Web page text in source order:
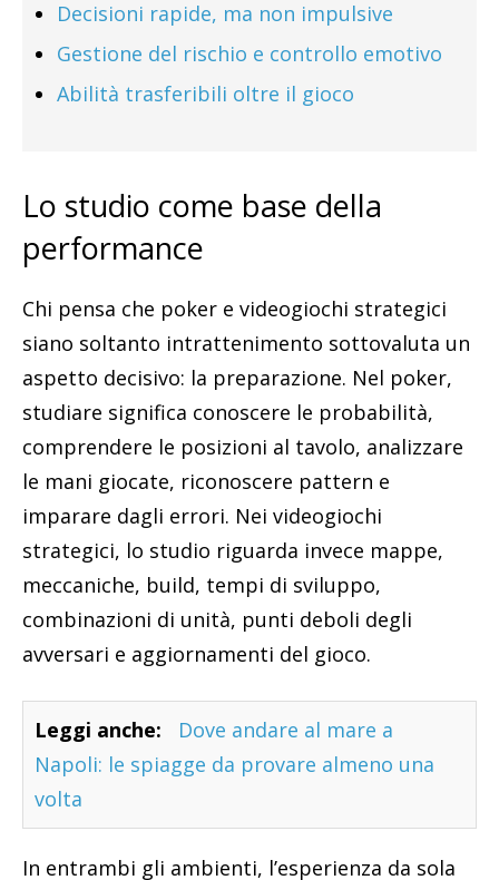
Decisioni rapide, ma non impulsive
Gestione del rischio e controllo emotivo
Abilità trasferibili oltre il gioco
Lo studio come base della
performance
Chi pensa che poker e videogiochi strategici
siano soltanto intrattenimento sottovaluta un
aspetto decisivo: la preparazione. Nel poker,
studiare significa conoscere le probabilità,
comprendere le posizioni al tavolo, analizzare
le mani giocate, riconoscere pattern e
imparare dagli errori. Nei videogiochi
strategici, lo studio riguarda invece mappe,
meccaniche, build, tempi di sviluppo,
combinazioni di unità, punti deboli degli
avversari e aggiornamenti del gioco.
Leggi anche:
Dove andare al mare a
Napoli: le spiagge da provare almeno una
volta
In entrambi gli ambienti, l’esperienza da sola